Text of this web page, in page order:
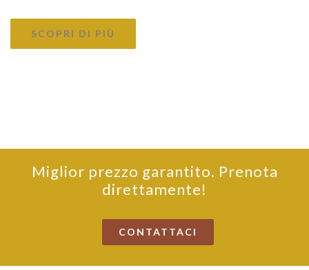
SCOPRI DI PIÙ
Miglior prezzo garantito. Prenota
direttamente!
CONTATTACI